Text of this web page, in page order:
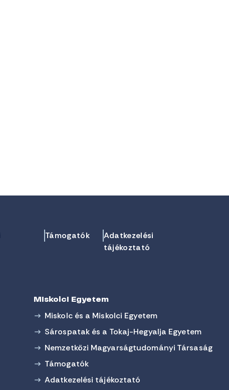
Támogatók
Adatkezelési
tájékoztató
Miskolci Egyetem
Miskolc és a Miskolci Egyetem
Sárospatak és a Tokaj-Hegyalja Egyetem
Nemzetközi Magyarságtudományi Társaság
Támogatók
Adatkezelési tájékoztató